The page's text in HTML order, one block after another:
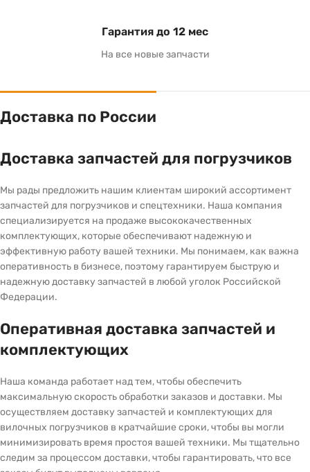
Гарантия до 12 мес
На все новые запчасти
Доставка по России
Доставка запчастей для погрузчиков
Мы рады предложить нашим клиентам широкий ассортимент
запчастей для погрузчиков и спецтехники. Наша компания
специализируется на продаже высококачественных
комплектующих, которые обеспечивают надежную и
эффективную работу вашей техники. Мы понимаем, как важна
оперативность в бизнесе, поэтому гарантируем быструю и
надежную доставку запчастей в любой уголок Российской
Федерации.
Оперативная доставка запчастей и
комплектующих
Наша команда работает над тем, чтобы обеспечить
максимальную скорость обработки заказов и доставки. Мы
осуществляем доставку запчастей и комплектующих для
вилочных погрузчиков в кратчайшие сроки, чтобы вы могли
минимизировать время простоя вашей техники. Мы тщательно
следим за процессом доставки, чтобы гарантировать, что все